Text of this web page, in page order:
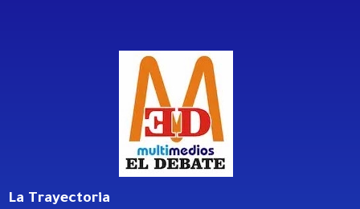
La Trayectoria